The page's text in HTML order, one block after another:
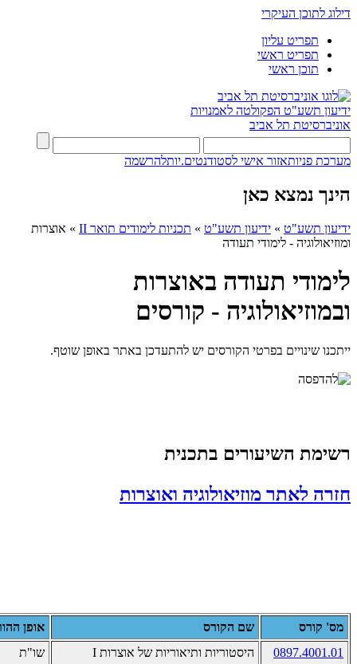
דילוג לתוכן העיקרי
תפריט עליון
תפריט ראשי
תוכן ראשי
ידיעון תשע"ט הפקולטה לאמנויות
אוניברסיטת תל אביב
מערכת פניותאזור אישי לסטודנטים.יותלהרשמה
הינך נמצא כאן
ידיעון תשע"ט » ידיעון תשע"ט » תכניות לימודים תואר II » אוצרות
ומוזיאולוגיה - לימודי תעודה
לימודי תעודה באוצרות
ובמוזיאולוגיה - קורסים
ייתכנו שינויים בפרטי הקורסים יש להתעדכן באתר באופן שוטף.
רשימת השיעורים בתכנית
חזרה לאתר מוזיאולוגיה ואוצרות
מס' קורס שם הקורס
אופן
0897.4001.01
היסטוריות ותיאוריות של אוצרות I
שו"ת